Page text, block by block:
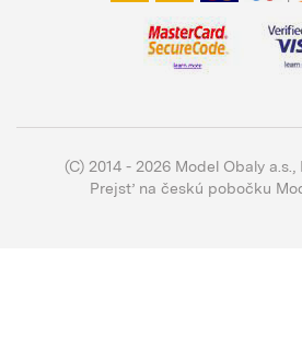
(C) 2014 - 2026 Model Obaly a.s.,
Prejsť na českú pobočku